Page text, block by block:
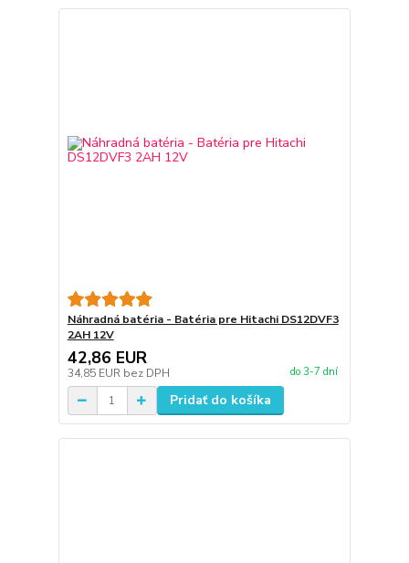
Náhradná batéria - Batéria pre Hitachi DS12DVF3
2AH 12V
42,86 EUR
34,85 EUR bez DPH do 3-7 dní
Pridať do košíka